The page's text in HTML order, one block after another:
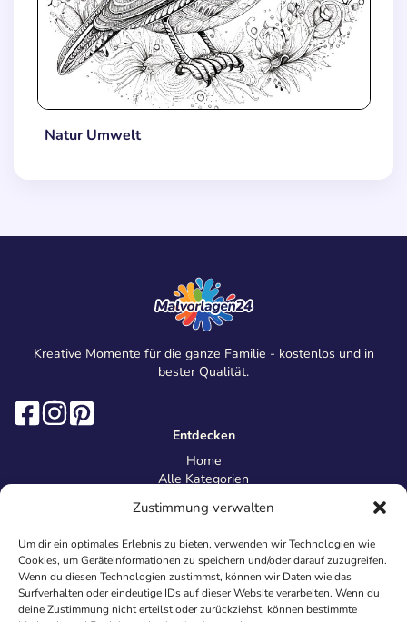
Zustimmung verwalten
Um dir ein optimales Erlebnis zu bieten, verwenden wir Technologien wie
Cookies, um Geräteinformationen zu speichern und/oder darauf zuzugreifen.
Wenn du diesen Technologien zustimmst, können wir Daten wie das
Surfverhalten oder eindeutige IDs auf dieser Website verarbeiten. Wenn du
deine Zustimmung nicht erteilst oder zurückziehst, können bestimmte
Natur Umwelt
Kreative Momente für die ganze Familie - kostenlos und in
bester Qualität.
Entdecken
Home
Alle Kategorien
Information
Über uns
Kontakt
Inhaltsrichtlinien
Recht & Datenschutz